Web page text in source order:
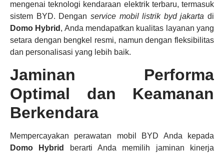
mengenai teknologi kendaraan elektrik terbaru, termasuk
sistem BYD. Dengan service mobil listrik byd jakarta di
Domo Hybrid , Anda mendapatkan kualitas layanan yang
setara dengan bengkel resmi, namun dengan fleksibilitas
dan personalisasi yang lebih baik.
Jaminan Performa
Optimal dan Keamanan
Berkendara
Mempercayakan perawatan mobil BYD Anda kepada
Domo Hybrid
berarti Anda memilih jaminan kinerja